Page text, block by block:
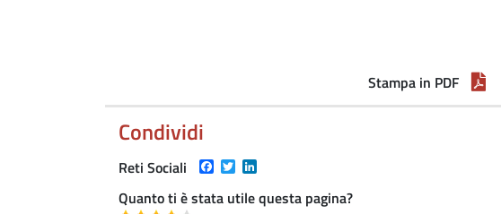
Stampa in PDF
Condividi
Reti Sociali Facebook
Twitter
Quanto ti è stata utile questa pagina?